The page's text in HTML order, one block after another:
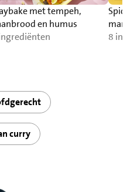
met tempeh,
en humus
8
curry